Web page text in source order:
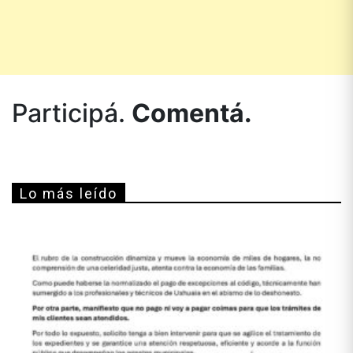
Participá. Comentá.
Lo más leído